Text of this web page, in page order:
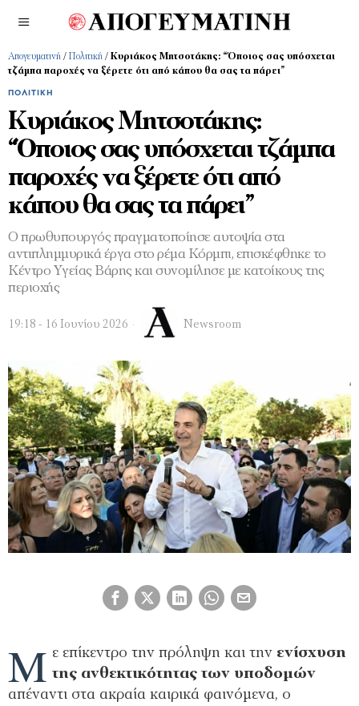
Απογευματινή / Πολιτική / Κυριάκος Μητσοτάκης: “Όποιος σας υπόσχεται
τζάμπα παροχές να ξέρετε ότι από κάπου θα σας τα πάρει”
ΠΟΛΙΤΙΚΉ
Κυριάκος Μητσοτάκης:
“Όποιος σας υπόσχεται τζάμπα
παροχές να ξέρετε ότι από
κάπου θα σας τα πάρει”
Ο πρωθυπουργός πραγματοποίησε αυτοψία στα
αντιπλημμυρικά έργα στο ρέμα Κόρμπι, επισκέφθηκε το
Κέντρο Υγείας Βάρης και συνομίλησε με κατοίκους της
περιοχής
19:18 - 16 Ιουνίου 2026 Newsroom
Μ ε επίκεντρο την πρόληψη και την ενίσχυση
της ανθεκτικότητας των υποδομών
απέναντι στα ακραία καιρικά φαινόμενα, ο